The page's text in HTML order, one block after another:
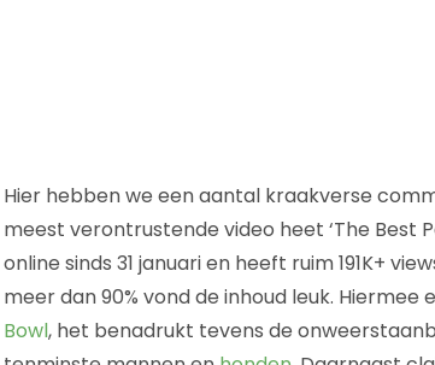
Hier hebben we een aantal kraakverse
meest verontrustende video heet ‘The Best
online sinds 31 januari en heeft ruim 191K+
meer dan 90% vond de inhoud leuk.
Bowl, het benadrukt tevens de